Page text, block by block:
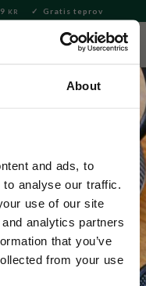
About
and ads, to
analyse our traffic.
use of our site
analytics partners
that you’ve
from your use
KR Gratis teprov
lattemix
mjölk eller veganskt
till krämig ilatte